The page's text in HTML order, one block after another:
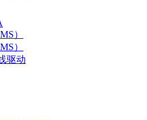
）
）
驱动